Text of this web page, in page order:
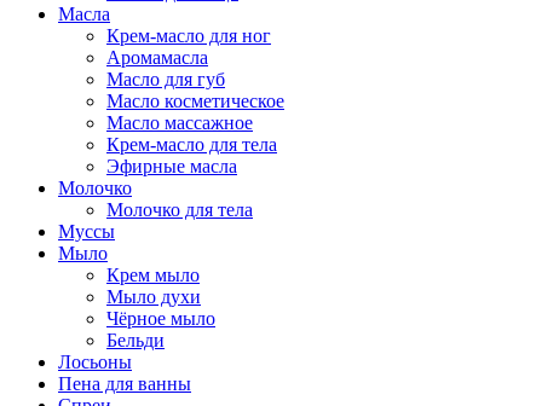
Масла
Крем-масло для ног
Аромамасла
Масло для губ
Масло косметическое
Масло массажное
Крем-масло для тела
Эфирные масла
Молочко
Молочко для тела
Муссы
Мыло
Крем мыло
Мыло духи
Чёрное мыло
Бельди
Лосьоны
Пена для ванны